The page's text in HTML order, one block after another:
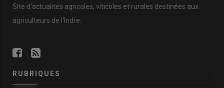
Site d'actualités agricoles, viticoles et rurales destinées aux
agriculteurs de l'Indre.
RUBRIQUES